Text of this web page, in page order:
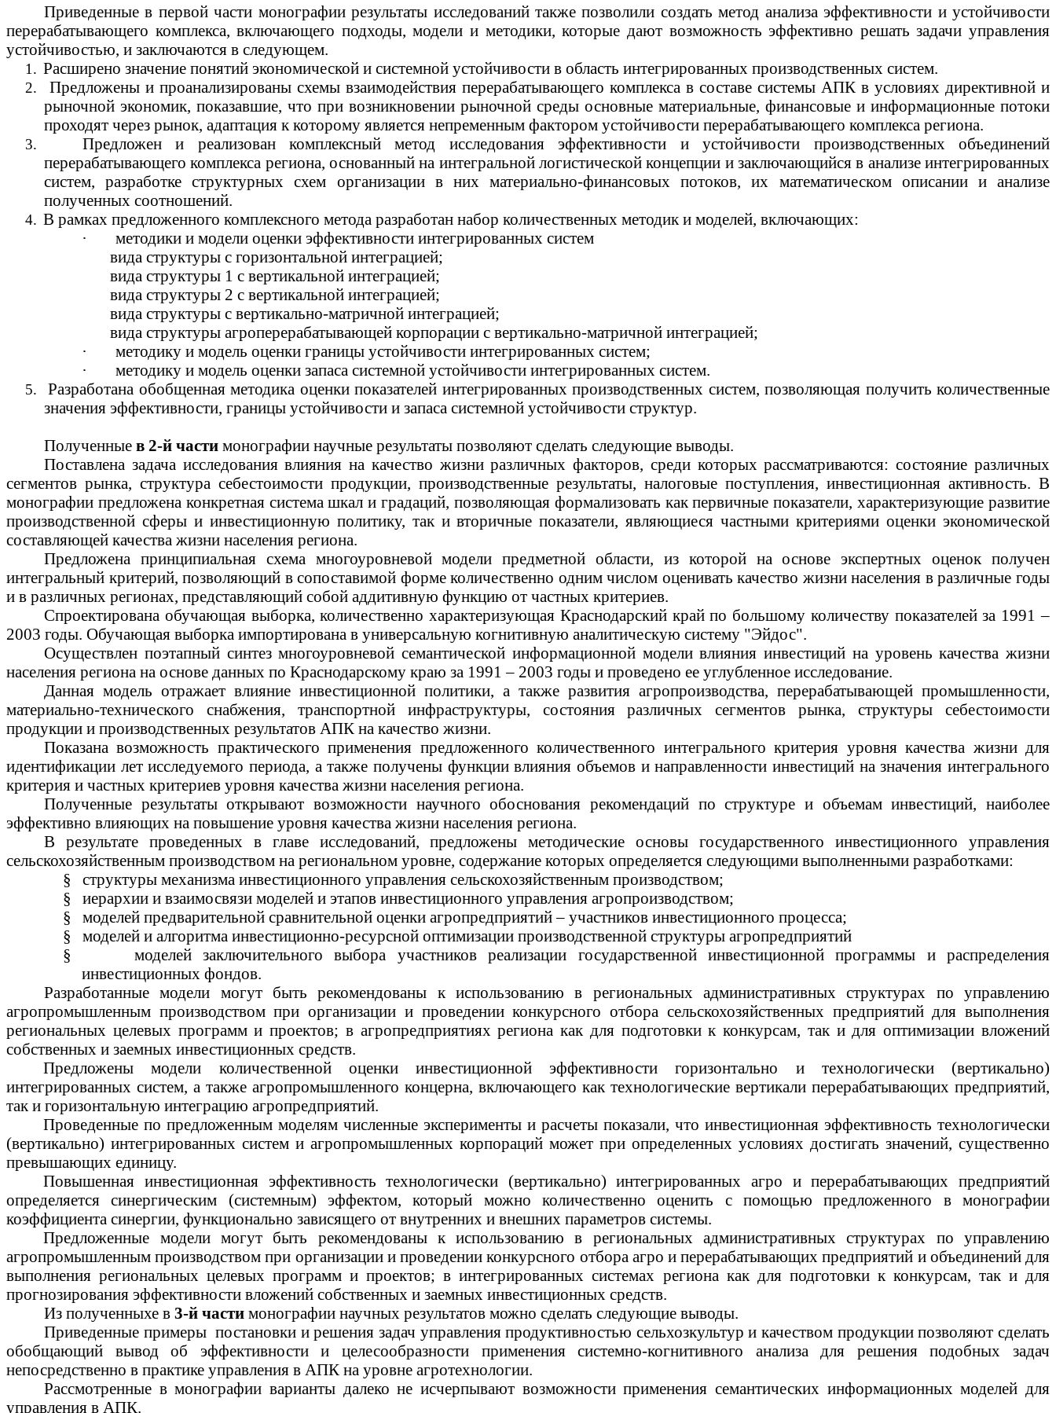
Приведенные в первой части монографии результаты исследований также позволили создать метод анализа эффективности и устойчивости
перерабатывающего комплекса, включающего подходы, модели и методики, которые дают возможность эффективно решать задачи управления
устойчивостью, и заключаются в следующем.
1. Расширено значение понятий экономической и системной устойчивости в область интегрированных производственных систем.
2.
Предложены и проанализированы схемы взаимодействия перерабатывающего комплекса в составе системы АПК в условиях директивной и
рыночной экономик, показавшие, что при возникновении рыночной среды основные материальные, финансовые и информационные потоки
проходят через рынок, адаптация к которому является непременным фактором устойчивости перерабатывающего комплекса региона.
3.
Предложен и реализован комплексный метод исследования эффективности и устойчивости производственных объединений
перерабатывающего комплекса региона, основанный на интегральной логистической концепции и заключающийся в анализе интегрированных
систем, разработке структурных схем организации в них материально-финансовых потоков, их математическом описании и анализе
полученных соотношений.
4. В рамках предложенного комплексного метода разработан набор количественных методик и моделей, включающих:
·
методики и модели оценки эффективности интегрированных систем
вида структуры с горизонтальной интеграцией;
вида структуры 1 с вертикальной интеграцией;
вида структуры 2 с вертикальной интеграцией;
вида структуры с вертикально-матричной интеграцией;
вида структурыагроперерабатывающей корпорации с вертикально-матричной интеграцией;
·
методику и модель оценки границы устойчивости интегрированных систем;
·
методику и модель оценки запаса системной устойчивости интегрированных систем.
5.
Разработана обобщенная методика оценки показателей интегрированных производственных систем, позволяющая получить количественные
значения эффективности, границы устойчивости и запаса системной устойчивости структур.
Полученные в 2-й части монографии научные результаты позволяют сделать следующие выводы.
Поставлена задача исследования влияния на качество жизни различных факторов, среди которых рассматриваются: состояние различных
сегментов рынка, структура себестоимости продукции, производственные результаты, налоговые поступления, инвестиционная активность. В
монографии предложена конкретная система шкал и градаций, позволяющая формализовать как первичные показатели, характеризующие развитие
производственной сферы и инвестиционную политику, так и вторичные показатели, являющиеся частными критериямиоценки экономической
составляющей качества жизни населения региона.
Предложена принципиальная схема многоуровневой модели предметной области, из которой на основе экспертных оценок получен
интегральный критерий, позволяющий в сопоставимой форме количественно одним числом оценивать качество жизни населения в различные годы
и в различных регионах, представляющий собой аддитивную функцию от частных критериев.
Спроектирована обучающая выборка, количественно характеризующая Краснодарский край по большому количеству показателей за 1991 –
2003 годы. Обучающая выборка импортирована в универсальную когнитивную аналитическую систему "Эйдос".
Осуществлен поэтапный синтез многоуровневой семантической информационной модели влияния инвестиций на уровень качества жизни
населения региона на основе данных по Краснодарскому краю за 1991 – 2003 годы и проведено ее углубленное исследование.
Данная модель отражает влияние инвестиционной политики, а также развития агропроизводства, перерабатывающей промышленности,
материально-технического снабжения, транспортной инфраструктуры, состояния различных сегментов рынка, структуры себестоимости
продукции и производственных результатов АПК на качество жизни.
Показана возможность практическогоприменения предложенного количественного интегрального критерия уровня качества жизнидля
идентификации лет исследуемого периода, а также получены функции влияния объемов и направленности инвестиций на значения интегрального
критерия и частных критериев уровня качества жизни населения региона.
Полученные результаты открывают возможности научного обоснования рекомендаций по структуре и объемам инвестиций, наиболее
эффективно влияющих на повышение уровня качества жизни населения региона.
В результате проведенных в главе исследований, предложены методические основы государственного инвестиционного управления
сельскохозяйственным производством на региональном уровне, содержание которых определяется следующими выполненными разработками:
§
структуры механизма инвестиционного управления сельскохозяйственным производством;
§
иерархии и взаимосвязи моделей и этапов инвестиционного управления агропроизводством;
§
моделей предварительной сравнительной оценки агропредприятий– участников инвестиционного процесса;
§
моделей и алгоритма инвестиционно-ресурсной оптимизации производственной структуры агропредприятий
§
моделей заключительного выбора участников реализации государственной инвестиционной программы и распределения
инвестиционных фондов.
Разработанные модели могут быть рекомендованы к использованию в региональных административных структурах по управлению
агропромышленным производством при организации и проведении конкурсного отбора сельскохозяйственных предприятий для выполнения
региональных целевых программ и проектов; в агропредприятияхрегиона как для подготовки к конкурсам, так и для оптимизации вложений
собственных и заемных инвестиционных средств.
Предложены модели количественной оценки инвестиционной эффективности горизонтально и технологически (вертикально)
интегрированных систем, а также агропромышленного концерна, включающего как технологические вертикали перерабатывающих предприятий,
так и горизонтальную интеграцию агропредприятий.
Проведенные по предложенным моделям численные эксперименты и расчеты показали, что инвестиционная эффективность технологически
(вертикально) интегрированных систем и агропромышленных корпораций может при определенных условиях достигать значений, существенно
превышающих единицу.
Повышенная инвестиционная эффективность технологически (вертикально) интегрированныхагро и перерабатывающих предприятий
определяетсясинергическим (системным) эффектом, который можно количественно оценить с помощью предложенного в монографии
коэффициента синергии, функционально зависящего от внутренних и внешних параметров системы.
Предложенные модели могут быть рекомендованы к использованию в региональных административных структурах по управлению
агропромышленным производством при организации и проведении конкурсного отбора агро и перерабатывающих предприятий и объединений для
выполнения региональных целевых программ и проектов; в интегрированных системах региона как для подготовки к конкурсам, так и для
прогнозирования эффективности вложений собственных и заемных инвестиционных средств.
Из полученныхе в 3-й части монографии научных результатов можно сделать следующие выводы.
Приведенные примеры постановки и решения задач управления продуктивностью сельхозкультур и качеством продукции позволяют сделать
обобщающий вывод об эффективности и целесообразности применения системно-когнитивного анализа для решения подобных задач
непосредственно в практике управления в АПК на уровне агротехнологии.
Рассмотренные в монографии варианты далеко не исчерпывают возможности применения семантических информационных моделей для
управления в АПК.